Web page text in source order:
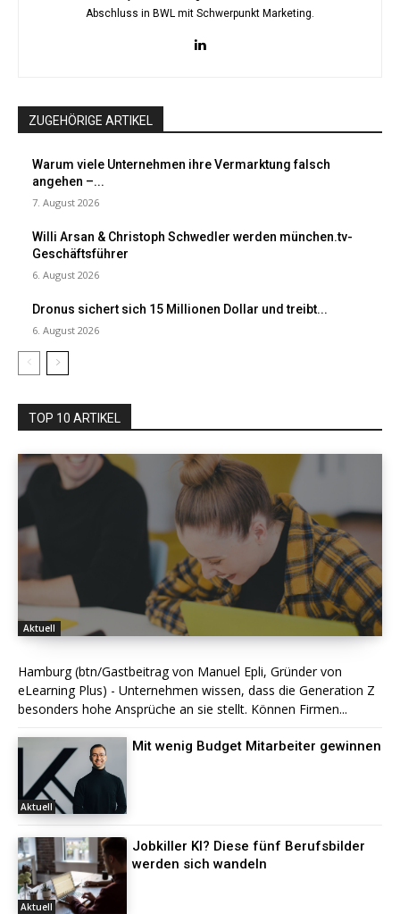
Abschluss in BWL mit Schwerpunkt Marketing.
ZUGEHÖRIGE ARTIKEL
Warum viele Unternehmen ihre Vermarktung falsch
angehen –...
7. August 2026
Willi Arsan & Christoph Schwedler werden münchen.tv-
Geschäftsführer
6. August 2026
Dronus sichert sich 15 Millionen Dollar und treibt...
6. August 2026
TOP 10 ARTIKEL
Aktuell
Hamburg (btn/Gastbeitrag von Manuel Epli, Gründer von
eLearning Plus) - Unternehmen wissen, dass die Generation Z
besonders hohe Ansprüche an sie stellt. Können Firmen...
Aktuell
Mit wenig Budget Mitarbeiter gewinnen
Aktuell
Jobkiller KI? Diese fünf Berufsbilder
werden sich wandeln